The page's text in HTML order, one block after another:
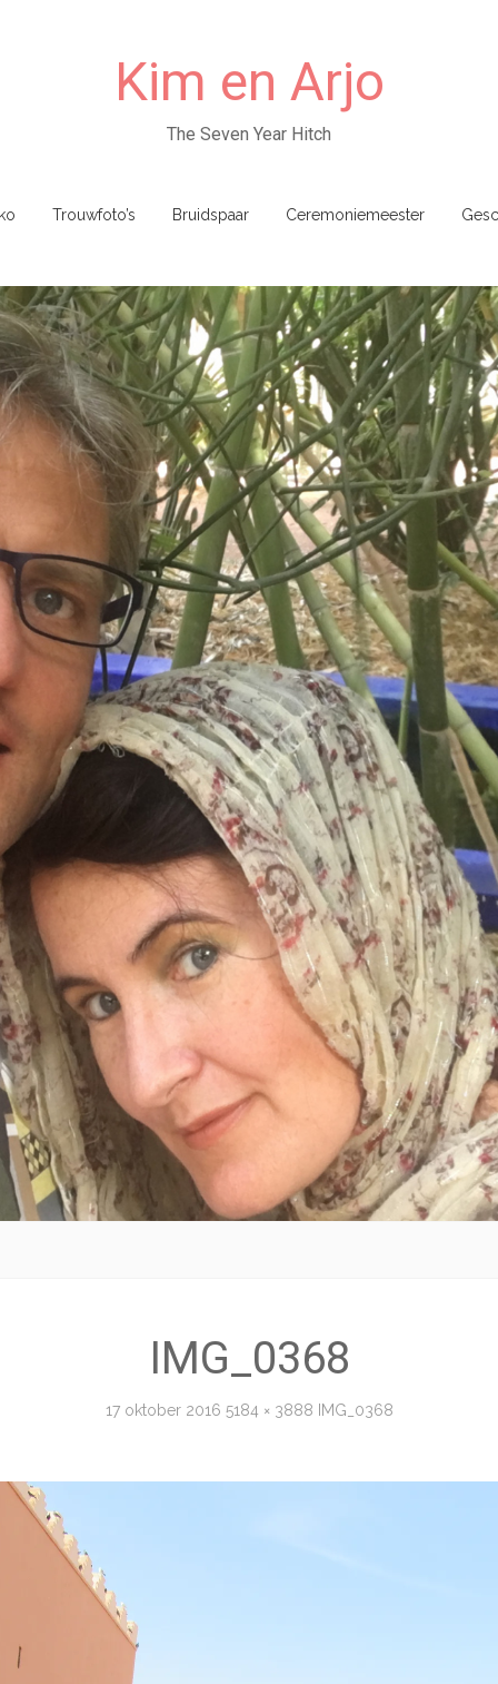
Kim en Arjo
The Seven Year Hitch
Trouwfoto’s Bruidspaar Ceremoniemeester
IMG_0368
17 oktober 2016 5184 × 3888 IMG_0368